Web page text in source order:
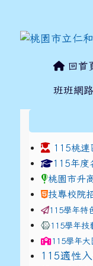
回首
班班網
115桃連
link to
115年度
桃園市升
技專校院
115學年特
115學年技
115學年大
115適性